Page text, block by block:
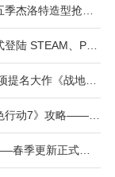
材的玩家，是
的 手机游戏
安卓手游app
《巫师》攻略——剧集第四季未播 第五季杰洛特造型抢先曝光
科幻恐怖游戏《A.I.L.A》攻略—— 正式登陆 STEAM、PS和 Xbox 平台！
2025 年最畅销第一人称射击游戏、多项提名大作《战地风云 6》攻略——开放特殊免费试玩活动
开放世界惹祸 爆料称《使命召唤：黑色行动7》攻略——战役模式拉跨
化身中世纪领主！《颂钟长鸣》攻略——春季更新正式上线，带来最真实中世纪体验